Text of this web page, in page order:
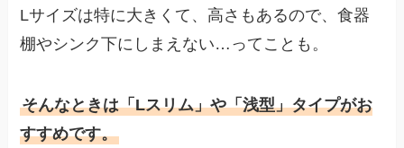
Lサイズは特に大きくて、高さもあるので、食器
棚やシンク下にしまえない…ってことも。
そんなときは「Lスリム」や「浅型」タイプがお
すすめです。